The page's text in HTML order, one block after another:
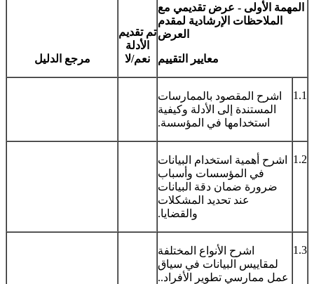
المهمة الأولى - عرض تقديمي مع
الملاحظات الإرشادية لمقدم
العرض
معايير التقييم
تم تقديم
الأدلة
نعم/لا
مرجع الدليل
1.1
اشرح المقصود بالممارسات
المستندة إلى الأدلة وكيفية
استخدامها في المؤسسة.
1.2
اشرح أهمية استخدام البيانات
في المؤسسات وأسباب
ضرورة ضمان دقة البيانات
عند تحديد المشكلات
والقضايا.
1.3
اشرح الأنواع المختلفة
لمقاييس البيانات في سياق
عمل ممارسي تطوير الأفراد..